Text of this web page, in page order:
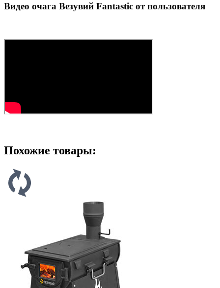
Видео очага Везувий Fantastic от пользователя
Похожие товары: